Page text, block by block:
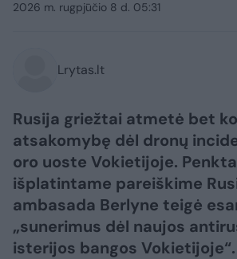
2026 m. rugpjūčio 8 d. 05:31
Lrytas.lt
Rusija griežtai atmetė bet
atsakomybę dėl dronų
oro uoste Vokietijoje.
išplatintame pareiškime
ambasada Berlyne teigė
„sunerimus dėl naujos
isterijos bangos Vokietijoje“.